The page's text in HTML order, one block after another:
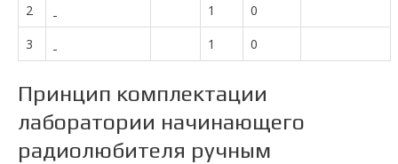
2 1
0
3
1 0
Принцип комплектации
лаборатории начинающего
радиолюбителя ручным